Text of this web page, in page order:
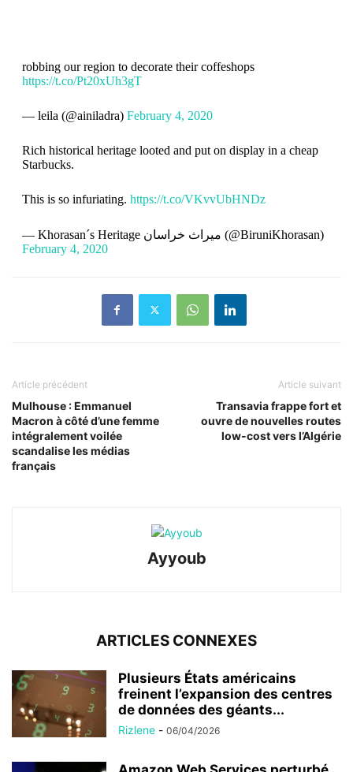
robbing our region to decorate their coffeshops
https://t.co/Pt20xUh3gT
— leila (@ainiladra) February 4, 2020
Rich historical heritage looted and put on display in a cheap
Starbucks.
This is so infuriating. https://t.co/VKvvUbHNDz
— Khorasan´s Heritage میراث خراسان (@BiruniKhorasan)
February 4, 2020
Article précédent
Mulhouse : Emmanuel
Macron à côté d’une femme
intégralement voilée
scandalise les médias
français
Article suivant
Transavia frappe fort et
ouvre de nouvelles routes
low-cost vers l’Algérie
Ayyoub
ARTICLES CONNEXES
Plusieurs États américains
freinent l’expansion des centres
de données des géants...
Rizlene - 06/04/2026